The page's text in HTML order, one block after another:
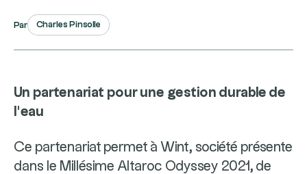
Par Charles Pinsolle
Un partenariat pour une gestion durable de
l’eau
Ce partenariat permet à Wint, société présente
dans le Millésime Altaroc Odyssey 2021, de